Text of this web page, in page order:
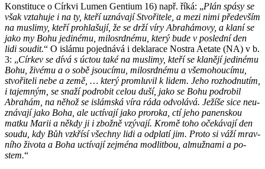
Kon­sti­tu­ce o Církvi Lumen Gen­ti­um 16) např. říká: „Plán spásy se
však vzta­hu­je i na ty, kteří uzná­va­jí Stvo­ři­te­le, a mezi nimi pře­de­vším
na mus­li­my, kteří pro­hla­šu­jí, že se drží víry Abra­há­mo­vy, a klaní se
jako my Bohu je­di­né­mu, mi­lo­srd­né­mu, který bude v po­sled­ní den
lidi sou­dit.“ O is­lá­mu po­jed­ná­vá i de­kla­ra­ce Nos­t­ra Ae­ta­te (NA) v b.
3: „Cír­kev se dívá s úctou také na mus­li­my, kteří se kla­ně­jí je­di­né­mu
Bohu, ži­vé­mu a o sobě jsou­cí­mu, mi­lo­srd­né­mu a vše­mo­hou­cí­mu,
stvo­ři­te­li nebe a země, … který pro­mlu­vil k lidem. Jeho roz­hod­nu­tím,
i ta­jem­ným, se snaží podro­bit celou duší, jako se Bohu podro­bil
Abra­hám, na něhož se is­lám­ská víra ráda od­vo­lá­vá. Je­ží­še sice ne­u­
zná­va­jí jako Boha, ale uctí­va­jí jako pro­ro­ka, ctí jeho pa­nen­skou
matku Marii a někdy ji i zbož­ně vzý­va­jí. Kromě toho oče­ká­va­jí den
soudu, kdy Bůh vzkří­sí všech­ny lidi a od­pla­tí jim. Proto si váží mrav­
ní­ho ži­vo­ta a Boha uctí­va­jí zejmé­na mod­lit­bou, al­muž­na­mi a po­
stem.“